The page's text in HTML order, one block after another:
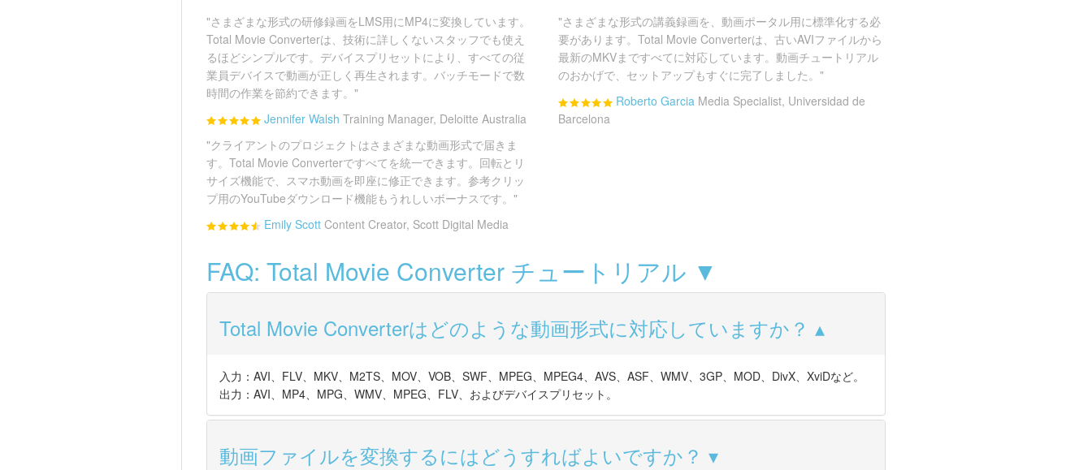
"さまざまな形式の研修録画をLMS用にMP4に変換しています。
Total Movie Converterは、技術に詳しくないスタッフでも使え
るほどシンプルです。デバイスプリセットにより、すべての従
業員デバイスで動画が正しく再生されます。バッチモードで数
時間の作業を節約できます。"
Jennifer Walsh Training Manager, Deloitte Australia
"さまざまな形式の講義録画を、動画ポータル用に標準化する必
要があります。Total Movie Converterは、古いAVIファイルから
最新のMKVまですべてに対応しています。動画チュートリアル
のおかげで、セットアップもすぐに完了しました。"
Roberto Garcia Media Specialist, Universidad de
Barcelona
"クライアントのプロジェクトはさまざまな動画形式で届きま
す。Total Movie Converterですべてを統一できます。回転とリ
サイズ機能で、スマホ動画を即座に修正できます。参考クリッ
プ用のYouTubeダウンロード機能もうれしいボーナスです。"
Emily Scott Content Creator, Scott Digital Media
FAQ: Total Movie Converter チュートリアル ▼
Total Movie Converterはどのような動画形式に対応していますか？
入力：AVI、FLV、MKV、M2TS、MOV、VOB、SWF、MPEG、MPEG4、AVS、ASF、WMV、3GP、MOD、DivX、XviDなど。
出力：AVI、MP4、MPG、WMV、MPEG、FLV、およびデバイスプリセット。
動画ファイルを変換するにはどうすればよいですか？